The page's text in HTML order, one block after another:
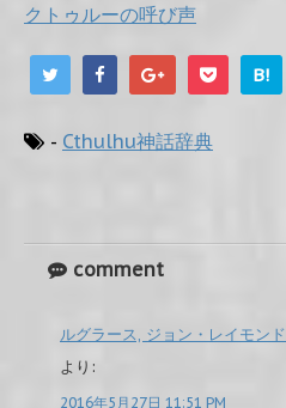
クトゥルーの呼び声
B!
- Cthulhu神話辞典
comment
ルグラース, ジョン・レイモン
より:
2016年5月27日 11:51 PM